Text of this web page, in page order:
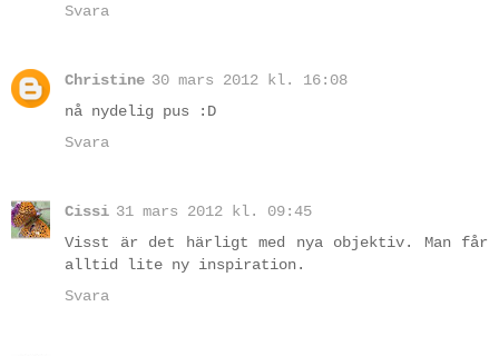
Svara
Christine 30 mars 2012 kl. 16:08
nå nydelig pus :D
Svara
Cissi 31 mars 2012 kl. 09:45
Visst är det härligt med nya objektiv. Man får
alltid lite ny inspiration.
Svara